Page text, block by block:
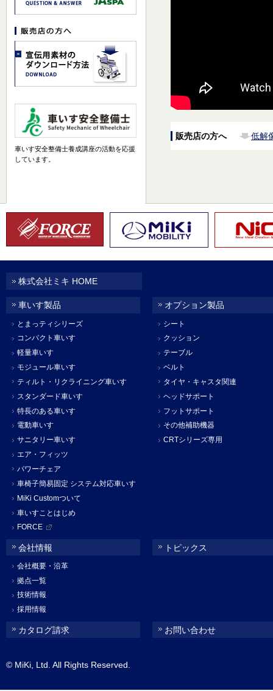
販売店の方へ 低解
車いす安全整備士養成講座の活動を応援
しています。
株式会社ミキ HOME
車いす製品
とまっティシリーズ
コンパクト車いす
軽量車いす
モジュール車いす
ティルト・リクライニング車いす
スタンダード車いす
特長のある車いす
電動車いす
サニタリー車いす
エア・フィッツ
パワーチェア
車椅子簡易固定 システム対応車いす
MiKi Customついて
車いすことはじめ
FORCE
オプション製品
シート
クッション
テーブル
ベルト
タイヤ・キャスタ関連
ヘッドサポート
フットサポート
その他補助機器
CRTシリーズ専用
会社情報
会社概要・沿革
拠点一覧
技術情報
採用情報
トピックス
カタログ請求 お問い合わせ
© MiKi, Ltd. All Rights Reserved.